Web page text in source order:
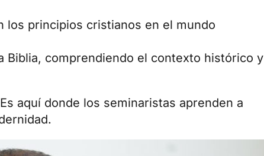
los principios cristianos en el mundo
Biblia, comprendiendo el contexto histórico y
aquí donde los seminaristas aprenden a